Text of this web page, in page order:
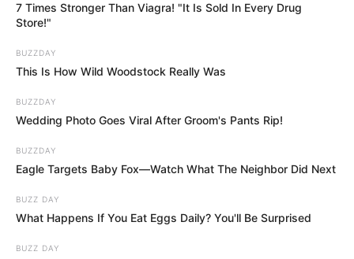
7 Times Stronger Than Viagra! "It Is Sold In Every Drug
Store!"
BUZZDAY
This Is How Wild Woodstock Really Was
BUZZDAY
Wedding Photo Goes Viral After Groom's Pants Rip!
BUZZDAY
Eagle Targets Baby Fox—Watch What The Neighbor Did Next
BUZZ DAY
What Happens If You Eat Eggs Daily? You'll Be Surprised
BUZZ DAY